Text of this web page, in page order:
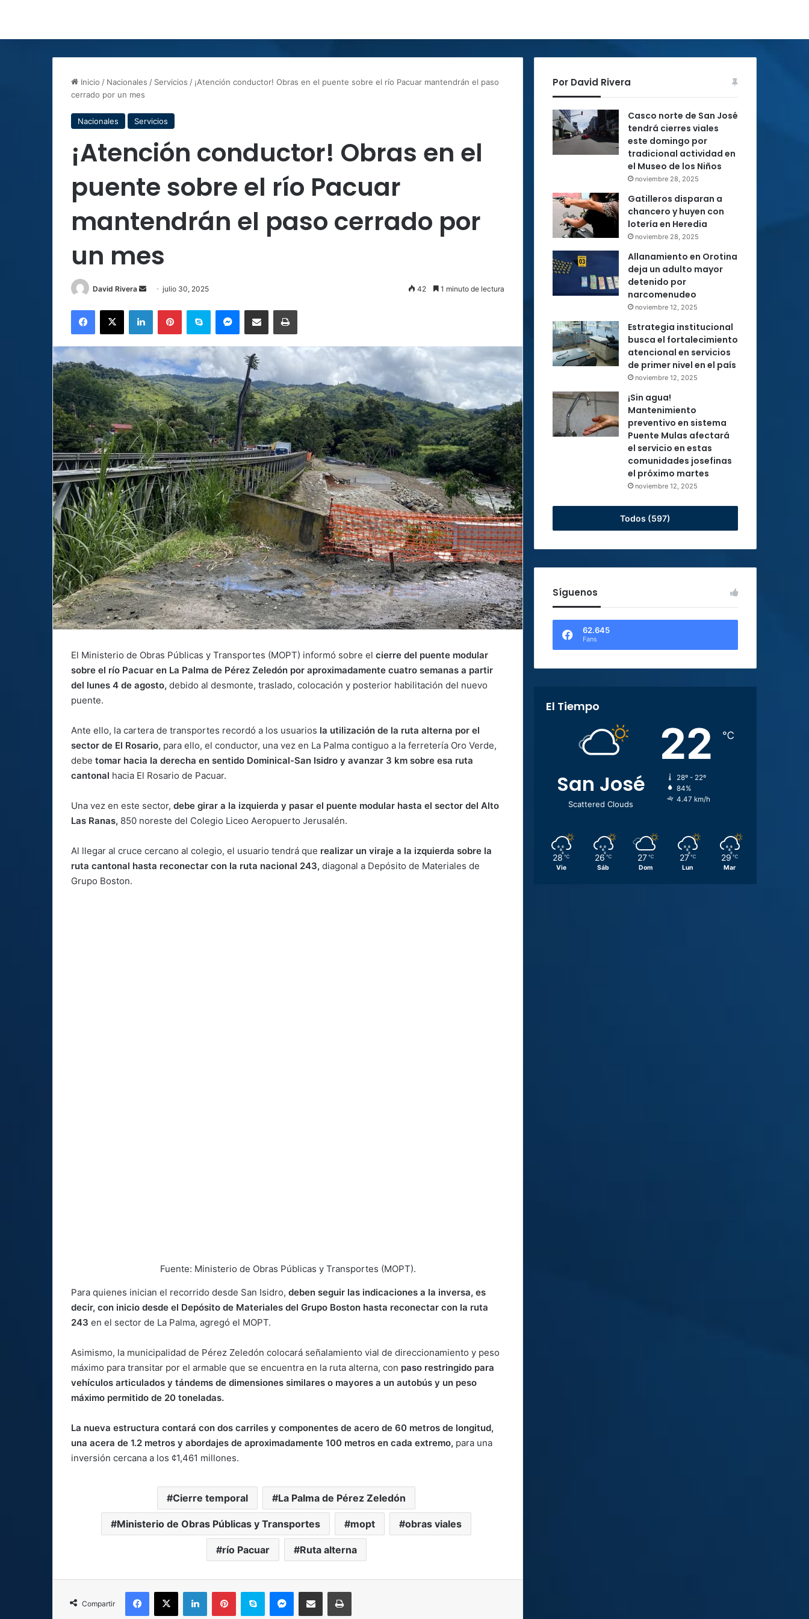
Inicio / Nacionales / Servicios / ¡Atención conductor! Obras en el puente sobre el río Pacuar mantendrán el paso
cerrado por un mes
Nacionales Servicios
¡Atención conductor! Obras en el
puente sobre el río Pacuar
mantendrán el paso cerrado por
un mes
David Rivera
Sendjulio 30, 2025 42 1 minuto de lectura
Facebook
X LinkedInPinterestSkype MessengerCompartir por correo electrónicoImprimir
El Ministerio de Obras Públicas y Transportes (MOPT) informó sobre el cierre del puente modular
sobre el río Pacuar en La Palma de Pérez Zeledón por aproximadamente cuatro semanas a partir
del lunes 4 de agosto, debido al desmonte, traslado, colocación y posterior habilitación del nuevo
puente.
Ante ello, la cartera de transportes recordó a los usuarios la utilización de la ruta alterna por el
sector de El Rosario, para ello, el conductor, una vez en La Palma contiguo a la ferretería Oro Verde,
debe tomar hacia la derecha en sentido Dominical-San Isidro y avanzar 3 km sobre esa ruta
cantonal hacia El Rosario de Pacuar.
Una vez en este sector, debe girar a la izquierda y pasar el puente modular hasta el sector del Alto
Las Ranas, 850 noreste del Colegio Liceo Aeropuerto Jerusalén.
Al llegar al cruce cercano al colegio, el usuario tendrá que realizar un viraje a la izquierda sobre la
ruta cantonal hasta reconectar con la ruta nacional 243, diagonal a Depósito de Materiales de
Grupo Boston.
Fuente: Ministerio de Obras Públicas y Transportes (MOPT).
Para quienes inician el recorrido desde San Isidro, deben seguir las indicaciones a la inversa, es
decir, con inicio desde el Depósito de Materiales del Grupo Boston hasta reconectar con la ruta
243 en el sector de La Palma, agregó el MOPT.
Asimismo, la municipalidad de Pérez Zeledón colocará señalamiento vial de direccionamiento y peso
máximo para transitar por el armable que se encuentra en la ruta alterna, con paso restringido para
vehículos articulados y tándems de dimensiones similares o mayores a un autobús y un peso
máximo permitido de 20 toneladas.
La nueva estructura contará con dos carriles y componentes de acero de 60 metros de longitud,
una acera de 1.2 metros y abordajes de aproximadamente 100 metros en cada extremo, para una
inversión cercana a los ¢1,461 millones.
Cierre temporal La Palma de Pérez Zeledón
Ministerio de Obras Públicas y Transportes mopt obras viales
río Pacuar Ruta alterna
Compartir
Facebook
X LinkedInPinterestSkype MessengerCompartir por correo electrónicoImprimir
Por David Rivera
Casco norte de San José
tendrá cierres viales
este domingo por
tradicional actividad en
el Museo de los Niños
noviembre 28, 2025
Gatilleros disparan a
chancero y huyen con
lotería en Heredia
noviembre 28, 2025
Allanamiento en Orotina
deja un adulto mayor
detenido por
narcomenudeo
noviembre 12, 2025
Estrategia institucional
busca el fortalecimiento
atencional en servicios
de primer nivel en el país
noviembre 12, 2025
¡Sin agua!
Mantenimiento
preventivo en sistema
Puente Mulas afectará
el servicio en estas
comunidades josefinas
el próximo martes
noviembre 12, 2025
Todos (597)
Síguenos
62.645
Fans
El Tiempo
San José
Scattered Clouds
22 ℃
28º - 22º
84%
4.47 km/h
28 ℃
Vie
26 ℃
Sáb
27 ℃
Dom
27 ℃
Lun
29 ℃
Mar